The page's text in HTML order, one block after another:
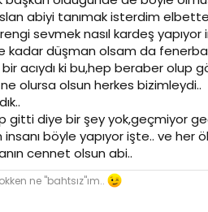
abiyi tanımak isterdim
rengi sevmek nasıl kardeş
kadar düşman olsam da
bir acıydı ki bu,hep beraber olup
olursa olsun herkes bizimleydi..
gitti diye bir şey yok,geçmiyor
insanı böyle yapıyor işte.. ve
cennet olsun abi..
ne "bahtsız"ım..